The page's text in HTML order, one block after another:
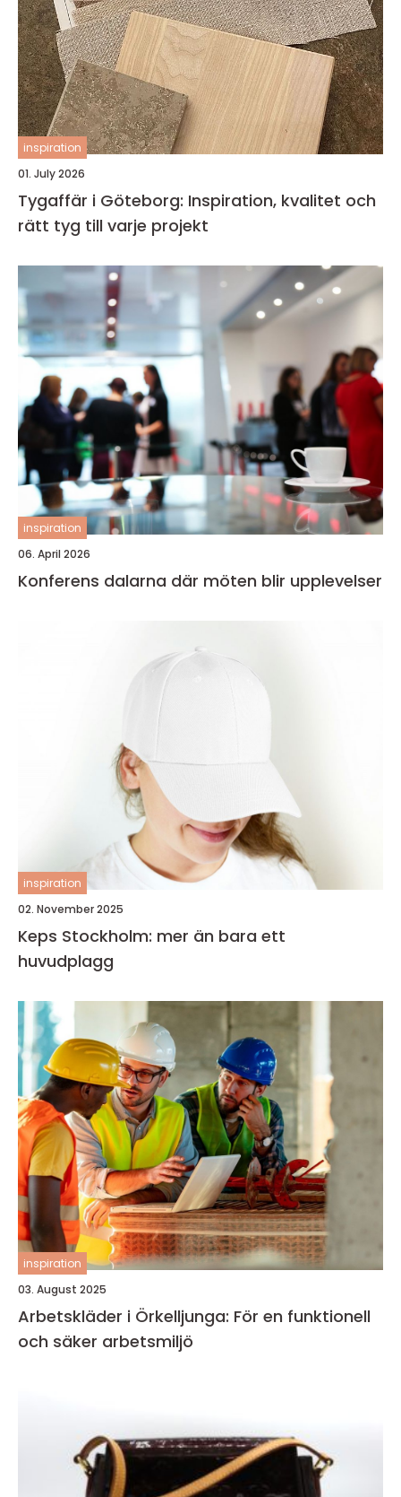
inspiration
01. July 2026
Tygaffär i Göteborg: Inspiration, kvalitet och
rätt tyg till varje projekt
inspiration
06. April 2026
Konferens dalarna där möten blir upplevelser
inspiration
02. November 2025
Keps Stockholm: mer än bara ett
huvudplagg
inspiration
03. August 2025
Arbetskläder i Örkelljunga: För en funktionell
och säker arbetsmiljö